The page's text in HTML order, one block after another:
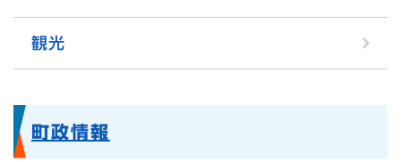
観光
町政情報